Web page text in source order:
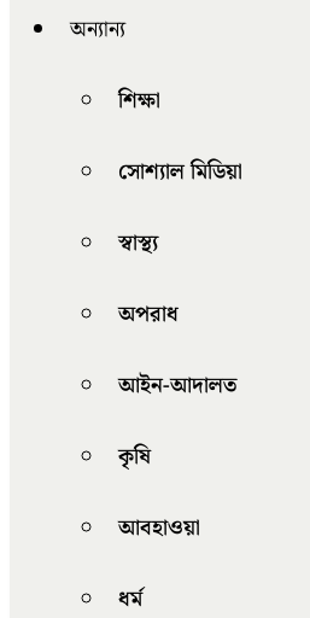
অন্যান্য
শিক্ষা
সোশ্যাল মিডিয়া
স্বাস্থ্য
অপরাধ
আইন-আদালত
কৃষি
আবহাওয়া
ধর্ম